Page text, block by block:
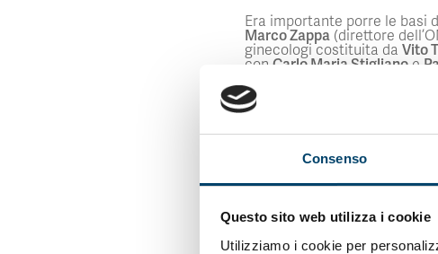
Consenso
Questo sito web utilizza i cookie
Utilizziamo i cookie per
Era importante porre le basi
Marco Zappa (direttore
ginecologi costituita da Vito
con Carlo Maria Stigliano e
cooperazione per lo
vaccinazione contro il
Nei prossimi mesi, quindi,
risultati che via via
l’HPV che si è svolta a